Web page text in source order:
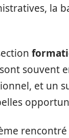
la
sont souvent
et un